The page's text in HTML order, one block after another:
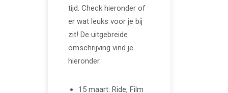
tijd. Check hieronder of
er wat leuks voor je bij
zit! De uitgebreide
omschrijving vind je
hieronder.
15 maart: Ride, Film